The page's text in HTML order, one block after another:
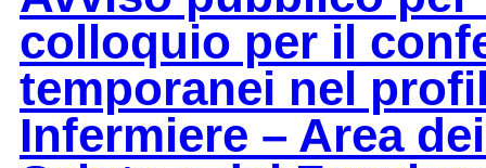
colloquio per il
temporanei nel
Infermiere – Area